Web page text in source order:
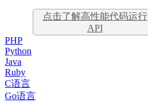
点击了解高性能代码运行
API
PHP
Python
Java
Ruby
C语言
Go语言